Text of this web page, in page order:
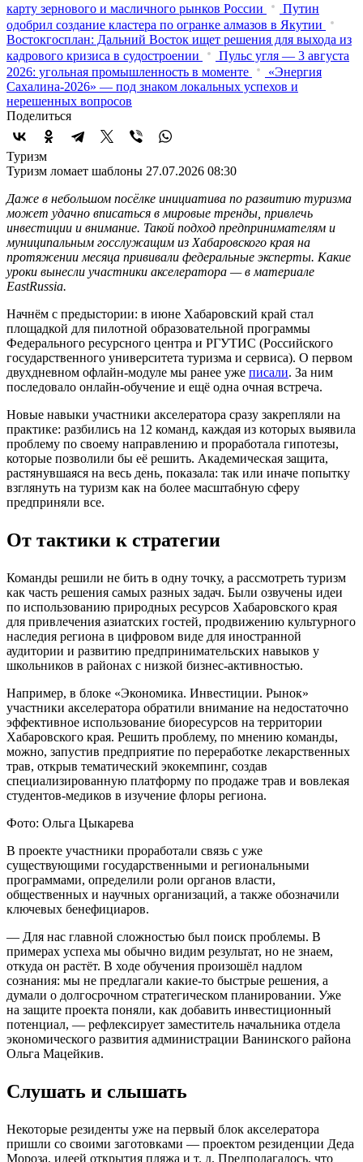
карту зернового и масличного рынков России
Путин
одобрил создание кластера по огранке алмазов в Якутии
Востокгосплан: Дальний Восток ищет решения для выхода из
кадрового кризиса в судостроении
Пульс угля — 3 августа
2026: угольная промышленность в моменте
«Энергия
Сахалина-2026» — под знаком локальных успехов и
нерешенных вопросов
Поделиться
Туризм
Туризм ломает шаблоны 27.07.2026 08:30
Даже в небольшом посёлке инициатива по развитию туризма
может удачно вписаться в мировые тренды, привлечь
инвестиции и внимание. Такой подход предпринимателям и
муниципальным госслужащим из Хабаровского края на
протяжении месяца прививали федеральные эксперты. Какие
уроки вынесли участники акселератора — в материале
EastRussia.
Начнём с предыстории: в июне Хабаровский край стал
площадкой для пилотной образовательной программы
Федерального ресурсного центра и РГУТИС (Российского
государственного университета туризма и сервиса). О первом
двухдневном офлайн-модуле мы ранее уже писали. За ним
последовало онлайн-обучение и ещё одна очная встреча.
Новые навыки участники акселератора сразу закрепляли на
практике: разбились на 12 команд, каждая из которых выявила
проблему по своему направлению и проработала гипотезы,
которые позволили бы её решить. Академическая защита,
растянувшаяся на весь день, показала: так или иначе попытку
взглянуть на туризм как на более масштабную сферу
предприняли все.
От тактики к стратегии
Команды решили не бить в одну точку, а рассмотреть туризм
как часть решения самых разных задач. Были озвучены идеи
по использованию природных ресурсов Хабаровского края
для привлечения азиатских гостей, продвижению культурного
наследия региона в цифровом виде для иностранной
аудитории и развитию предпринимательских навыков у
школьников в районах с низкой бизнес-активностью.
Например, в блоке «Экономика. Инвестиции. Рынок»
участники акселератора обратили внимание на недостаточно
эффективное использование биоресурсов на территории
Хабаровского края. Решить проблему, по мнению команды,
можно, запустив предприятие по переработке лекарственных
трав, открыв тематический экокемпинг, создав
специализированную платформу по продаже трав и вовлекая
студентов-медиков в изучение флоры региона.
Фото: Ольга Цыкарева
В проекте участники проработали связь с уже
существующими государственными и региональными
программами, определили роли органов власти,
общественных и научных организаций, а также обозначили
ключевых бенефициаров.
— Для нас главной сложностью был поиск проблемы. В
примерах успеха мы обычно видим результат, но не знаем,
откуда он растёт. В ходе обучения произошёл надлом
сознания: мы не предлагали какие-то быстрые решения, а
думали о долгосрочном стратегическом планировании. Уже
на защите проекта поняли, как добавить инвестиционный
потенциал, — рефлексирует заместитель начальника отдела
экономического развития администрации Ванинского района
Ольга Мацейкив.
Слушать и слышать
Некоторые резиденты уже на первый блок акселератора
пришли со своими заготовками — проектом резиденции Деда
Мороза, идеей открытия пляжа и т. д. Предполагалось, что